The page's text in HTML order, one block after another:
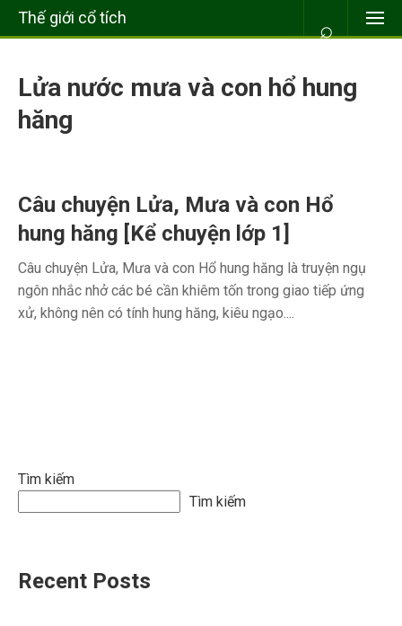
Thế giới cổ tích ⌕
Lửa nước mưa và con hổ hung
hăng
Câu chuyện Lửa, Mưa và con Hổ
hung hăng [Kể chuyện lớp 1]
Câu chuyện Lửa, Mưa và con Hổ hung hăng là truyện ngụ
ngôn nhắc nhở các bé cần khiêm tốn trong giao tiếp ứng
xử, không nên có tính hung hăng, kiêu ngạo....
Tìm kiếm
Tìm kiếm
Recent Posts